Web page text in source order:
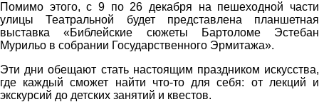
Помимо этого, с 9 по 26 декабря на пешеходной части
улицы Театральной будет представлена планшетная
выставка «Библейские сюжеты Бартоломе Эстебан
Мурильо в собрании Государственного Эрмитажа».
Эти дни обещают стать настоящим праздником искусства,
где каждый сможет найти что-то для себя: от лекций и
экскурсий до детских занятий и квестов.